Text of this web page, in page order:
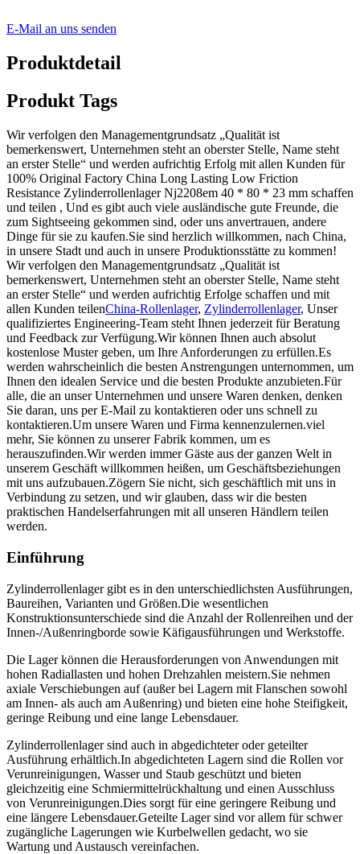
E-Mail an uns senden
Produktdetail
Produkt Tags
Wir verfolgen den Managementgrundsatz „Qualität ist
bemerkenswert, Unternehmen steht an oberster Stelle, Name steht
an erster Stelle“ und werden aufrichtig Erfolg mit allen Kunden für
100% Original Factory China Long Lasting Low Friction
Resistance Zylinderrollenlager Nj2208em 40 * 80 * 23 mm schaffen
und teilen , Und es gibt auch viele ausländische gute Freunde, die
zum Sightseeing gekommen sind, oder uns anvertrauen, andere
Dinge für sie zu kaufen.Sie sind herzlich willkommen, nach China,
in unsere Stadt und auch in unsere Produktionsstätte zu kommen!
Wir verfolgen den Managementgrundsatz „Qualität ist
bemerkenswert, Unternehmen steht an oberster Stelle, Name steht
an erster Stelle“ und werden aufrichtig Erfolge schaffen und mit
allen Kunden teilenChina-Rollenlager, Zylinderrollenlager, Unser
qualifiziertes Engineering-Team steht Ihnen jederzeit für Beratung
und Feedback zur Verfügung.Wir können Ihnen auch absolut
kostenlose Muster geben, um Ihre Anforderungen zu erfüllen.Es
werden wahrscheinlich die besten Anstrengungen unternommen, um
Ihnen den idealen Service und die besten Produkte anzubieten.Für
alle, die an unser Unternehmen und unsere Waren denken, denken
Sie daran, uns per E-Mail zu kontaktieren oder uns schnell zu
kontaktieren.Um unsere Waren und Firma kennenzulernen.viel
mehr, Sie können zu unserer Fabrik kommen, um es
herauszufinden.Wir werden immer Gäste aus der ganzen Welt in
unserem Geschäft willkommen heißen, um Geschäftsbeziehungen
mit uns aufzubauen.Zögern Sie nicht, sich geschäftlich mit uns in
Verbindung zu setzen, und wir glauben, dass wir die besten
praktischen Handelserfahrungen mit all unseren Händlern teilen
werden.
Einführung
Zylinderrollenlager gibt es in den unterschiedlichsten Ausführungen,
Baureihen, Varianten und Größen.Die wesentlichen
Konstruktionsunterschiede sind die Anzahl der Rollenreihen und der
Innen-/Außenringborde sowie Käfigausführungen und Werkstoffe.
Die Lager können die Herausforderungen von Anwendungen mit
hohen Radiallasten und hohen Drehzahlen meistern.Sie nehmen
axiale Verschiebungen auf (außer bei Lagern mit Flanschen sowohl
am Innen- als auch am Außenring) und bieten eine hohe Steifigkeit,
geringe Reibung und eine lange Lebensdauer.
Zylinderrollenlager sind auch in abgedichteter oder geteilter
Ausführung erhältlich.In abgedichteten Lagern sind die Rollen vor
Verunreinigungen, Wasser und Staub geschützt und bieten
gleichzeitig eine Schmiermittelrückhaltung und einen Ausschluss
von Verunreinigungen.Dies sorgt für eine geringere Reibung und
eine längere Lebensdauer.Geteilte Lager sind vor allem für schwer
zugängliche Lagerungen wie Kurbelwellen gedacht, wo sie
Wartung und Austausch vereinfachen.